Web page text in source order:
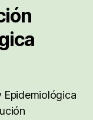
Epidemiológica